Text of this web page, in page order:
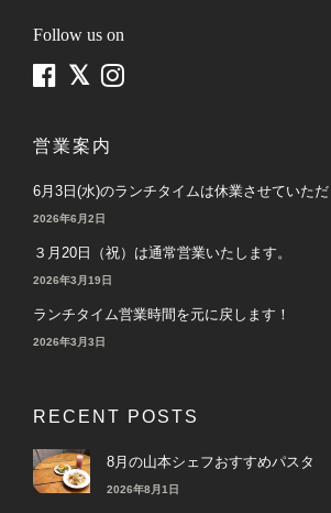
Follow us on
営業案内
6月3日(水)のランチタイムは休業させていただ
2026年6月2日
３月20日（祝）は通常営業いたします。
2026年3月19日
ランチタイム営業時間を元に戻します！
2026年3月3日
RECENT POSTS
8月の山本シェフおすすめパスタ
2026年8月1日